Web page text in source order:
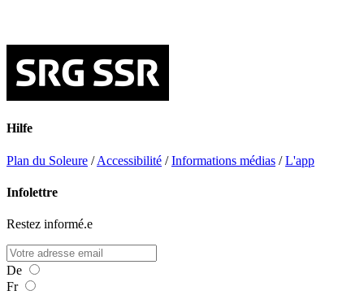
Hilfe
Plan du Soleure /Accessibilité /Informations médias /L'app
Infolettre
Restez informé.e
De
Fr